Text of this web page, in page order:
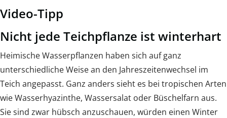
Video-Tipp
Nicht jede Teichpflanze ist winterhart
Heimische Wasserpflanzen haben sich auf ganz
unterschiedliche Weise an den Jahreszeitenwechsel im
Teich angepasst. Ganz anders sieht es bei tropischen Arten
wie Wasserhyazinthe, Wassersalat oder Büschelfarn aus.
Sie sind zwar hübsch anzuschauen, würden einen Winter